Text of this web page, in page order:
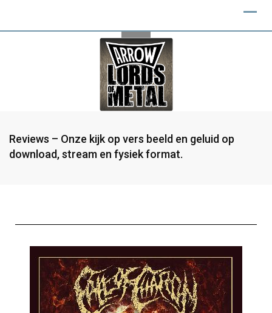
Reviews – Onze kijk op vers beeld en geluid op
download, stream en fysiek format.